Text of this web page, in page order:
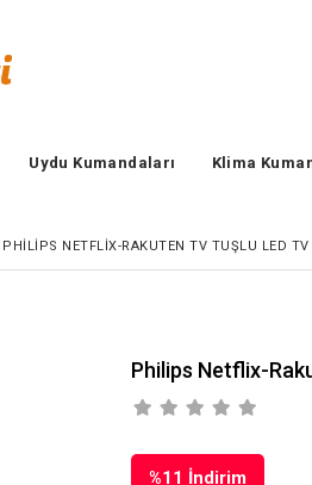
Uydu Kumandaları Klima
PHILIPS NETFLIX-RAKUTEN TV TUŞLU LED TV
Philips Netflix-
%11 İndirim